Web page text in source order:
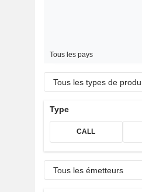
Tous les pays
Tous les types de
Type
CALL
Tous les émetteurs